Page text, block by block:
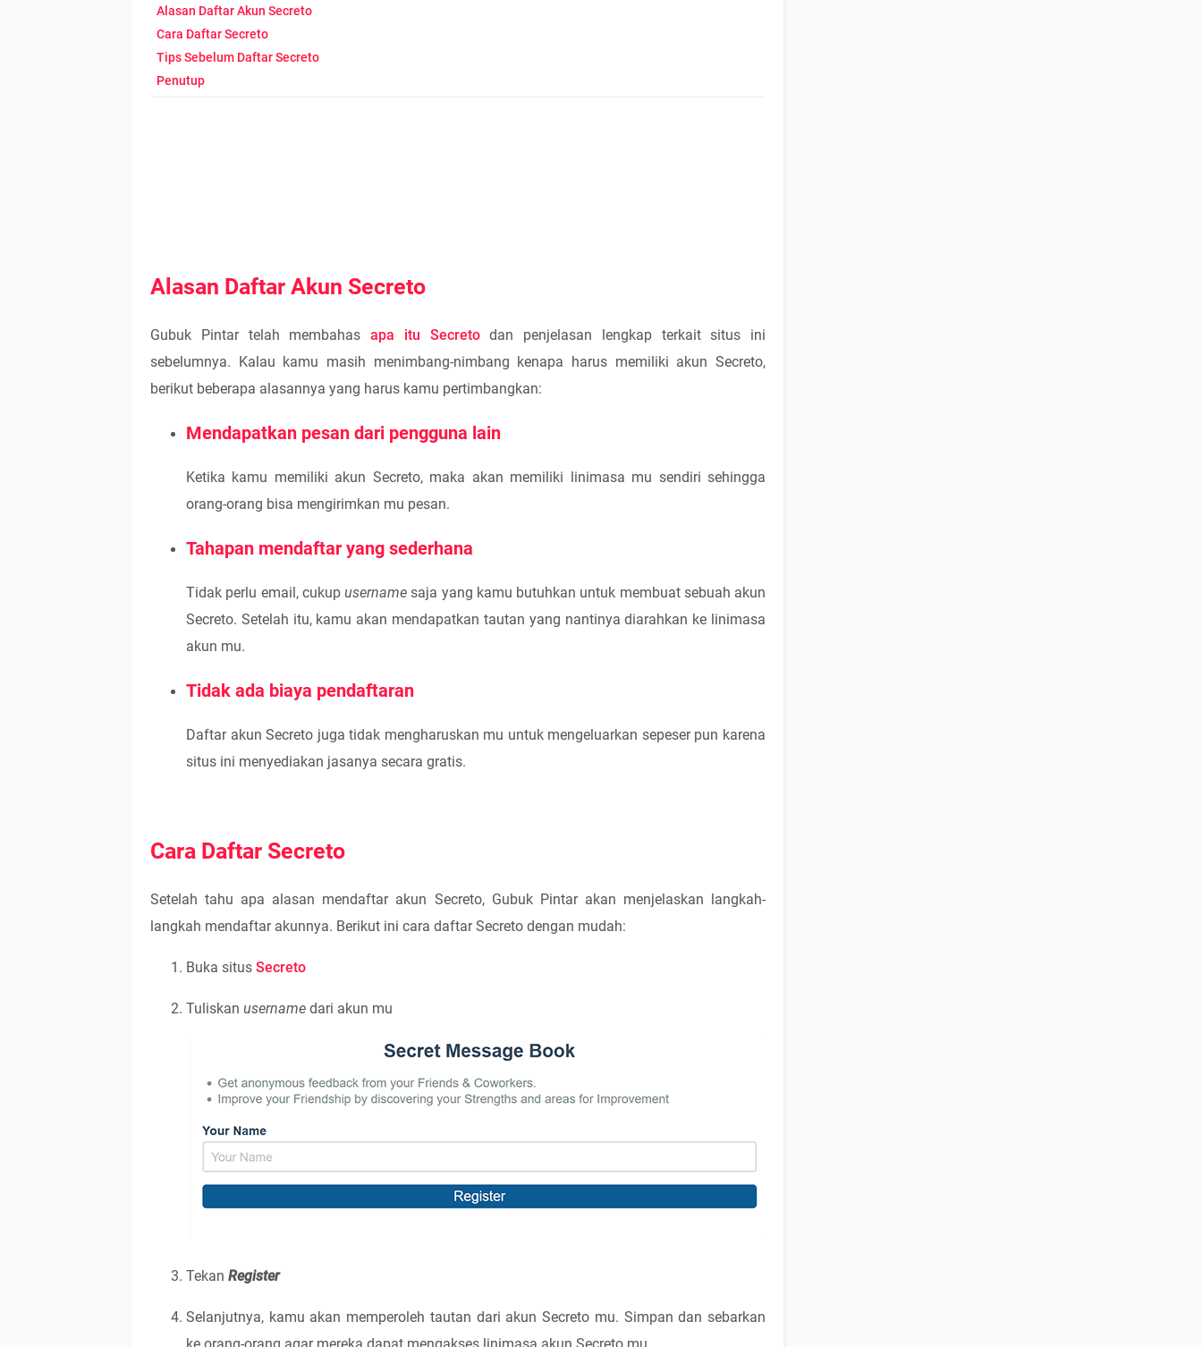
Alasan Daftar Akun Secreto
Cara Daftar Secreto
Tips Sebelum Daftar Secreto
Penutup
Alasan Daftar Akun Secreto
Gubuk Pintar telah membahas apa itu Secretodan penjelasan lengkap terkait situs ini
sebelumnya. Kalau kamu masih menimbang-nimbang kenapa harus memiliki akun Secreto,
berikut beberapa alasannya yang harus kamu pertimbangkan:
Mendapatkan pesan dari pengguna lain
Ketika kamu memiliki akun Secreto, maka akan memiliki linimasa mu sendiri sehingga
orang-orang bisa mengirimkan mu pesan.
Tahapan mendaftar yang sederhana
Tidak perlu email, cukup usernamesaja yang kamu butuhkan untuk membuat sebuah akun
Secreto. Setelah itu, kamu akan mendapatkan tautan yang nantinya diarahkan ke linimasa
akun mu.
Tidak ada biaya pendaftaran
Daftar akun Secreto juga tidak mengharuskan mu untuk mengeluarkan sepeser pun karena
situs ini menyediakan jasanya secara gratis.
Cara Daftar Secreto
Setelah tahu apa alasan mendaftar akun Secreto, Gubuk Pintar akan menjelaskan langkah-
langkah mendaftar akunnya. Berikut ini cara daftar Secreto dengan mudah:
Buka situs Secreto
Tuliskan username dari akun mu
Tekan Register
Selanjutnya, kamu akan memperoleh tautan dari akun Secreto mu. Simpan dan sebarkan